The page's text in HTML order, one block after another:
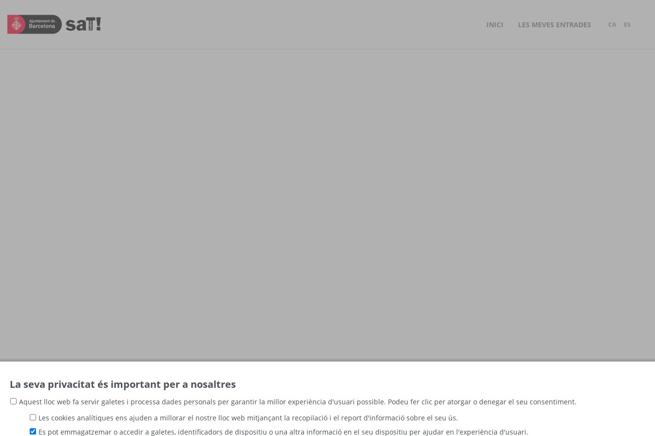
CA ES
INICI LES MEVES ENTRADES
La seva privacitat és important per a nosaltres
Aquest lloc web fa servir galetes i processa dades personals per garantir la millor experiència d'usuari possible. Podeu fer clic per atorgar o denegar el seu consentiment.
Les cookies analítiques ens ajuden a millorar el nostre lloc web mitjançant la recopilació i el report d'informació sobre el seu ús.
Es pot emmagatzemar o accedir a galetes, identificadors de dispositiu o una altra informació en el seu dispositiu per ajudar en l'experiència d'usuari.